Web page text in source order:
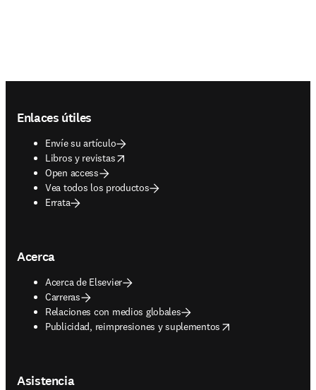
Enlaces útiles
Envíe su artículo
Libros y revistas
opens in new tab/window
Open access
Vea todos los productos
Errata
Acerca
Acerca de Elsevier
Carreras
Relaciones con medios globales
Publicidad, reimpresiones y suplementos
opens in new tab/window
Asistencia